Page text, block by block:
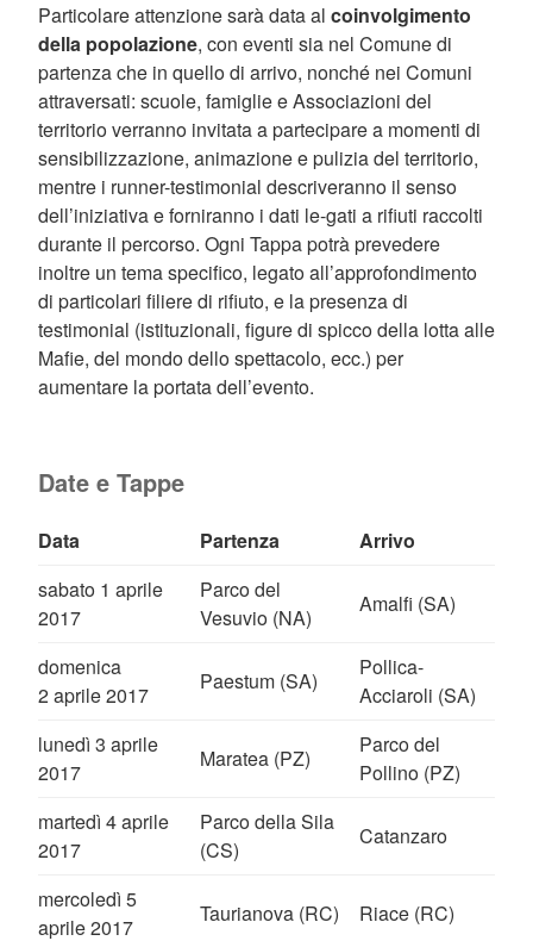
Particolare attenzione sarà data al coinvolgimento
della popolazione, con eventi sia nel Comune di
partenza che in quello di arrivo, nonché nei Comuni
attraversati: scuole, famiglie e Associazioni del
territorio verranno invitata a partecipare a momenti di
sensibilizzazione, animazione e pulizia del territorio,
mentre i runner-testimonial descriveranno il senso
dell’iniziativa e forniranno i dati le-gati a rifiuti raccolti
durante il percorso. Ogni Tappa potrà prevedere
inoltre un tema specifico, legato all’approfondimento
di particolari filiere di rifiuto, e la presenza di
testimonial (istituzionali, figure di spicco della lotta alle
Mafie, del mondo dello spettacolo, ecc.) per
aumentare la portata dell’evento.
Date e Tappe
Data Partenza
Arrivo
sabato 1 aprile
2017
Parco del
Vesuvio (NA)
Amalfi (SA)
domenica
2 aprile 2017
Paestum (SA)
Pollica-
Acciaroli (SA)
lunedì 3 aprile
2017
Maratea (PZ)
Parco del
Pollino (PZ)
martedì 4 aprile
2017
Parco della Sila
(CS)
Catanzaro
mercoledì 5
aprile 2017
Taurianova (RC) Riace (RC)